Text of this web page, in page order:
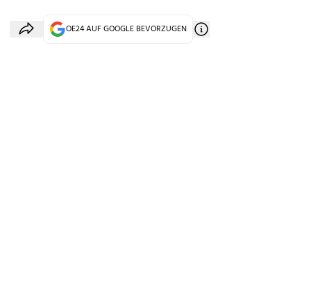
OE24 AUF GOOGLE BEVORZUGEN